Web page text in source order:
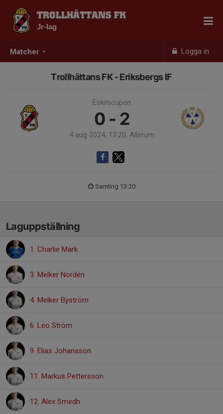
Matcher Logga in
TROLLHÄTTANS FK
Jr-lag
Trollhättans FK - Eriksbergs IF
Eskilscupen
0 - 2
4 aug 2024, 13:20, Allerum
Samling 13:20
Laguppställning
1. Charlie Mark
3. Melker Nordén
4. Melker Byström
6. Leo Ström
9. Elias Johansson
11. Markus Pettersson
12. Alex Smedh